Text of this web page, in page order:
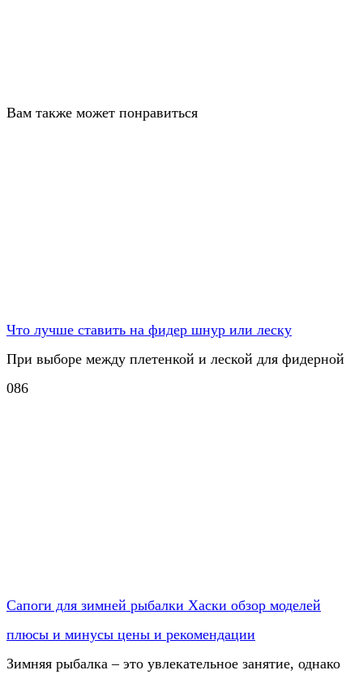
Вам также может понравиться
Что лучше ставить на фидер шнур или леску
При выборе между плетенкой и леской для фидерной
086
Сапоги для зимней рыбалки Хаски обзор моделей
плюсы и минусы цены и рекомендации
Зимняя рыбалка – это увлекательное занятие, однако